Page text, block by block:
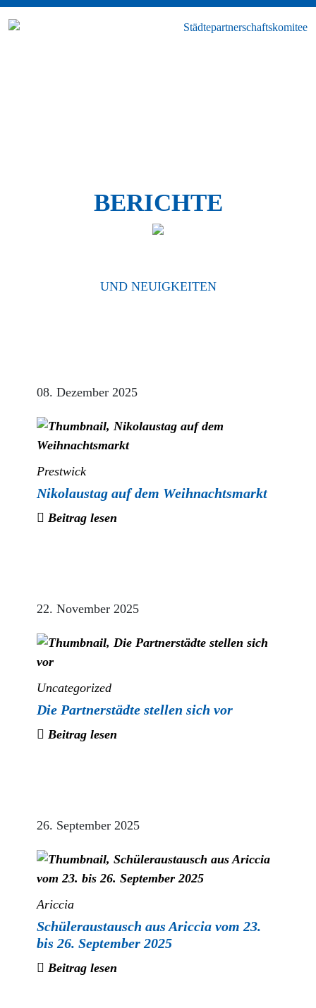
BERICHTE
UND NEUIGKEITEN
08. Dezember 2025
Prestwick
Nikolaustag auf dem Weihnachtsmarkt
Beitrag lesen
22. November 2025
Uncategorized
Die Partnerstädte stellen sich vor
Beitrag lesen
26. September 2025
Ariccia
Schüleraustausch aus Ariccia vom 23.
bis 26. September 2025
Beitrag lesen